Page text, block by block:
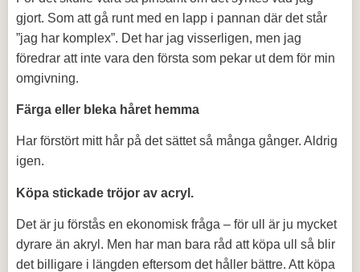
gjort. Som att gå runt med en lapp i pannan där det står
”jag har komplex”. Det har jag visserligen, men jag
föredrar att inte vara den första som pekar ut dem för min
omgivning.
Färga eller bleka håret hemma
Har förstört mitt hår på det sättet så många gånger. Aldrig
igen.
Köpa stickade tröjor av acryl.
Det är ju förstås en ekonomisk fråga – för ull är ju mycket
dyrare än akryl. Men har man bara råd att köpa ull så blir
det billigare i längden eftersom det håller bättre. Att köpa